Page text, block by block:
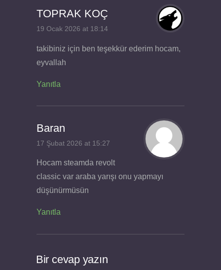
TOPRAK KOÇ
19 Ocak 2026 at 18:14
takibiniz için ben teşekkür ederim hocam,
eyvallah
Yanıtla
Baran
17 Şubat 2026 at 15:27
Hocam steamda revolt
classic var araba yarışı onu yapmayı
düşünürmüsün
Yanıtla
Bir cevap yazın